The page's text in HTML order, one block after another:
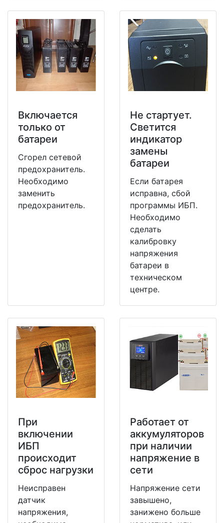
Включается
только от
батареи
Сгорел сетевой
предохранитель.
Необходимо
заменить
предохранитель.
Не стартует.
Светится
индикатор
замены
батареи
Если батарея
исправна, сбой
программы ИБП.
Необходимо
сделать
калибровку
напряжения
батареи в
техническом
центре.
При
включении
ИБП
происходит
сброс нагрузки
Неисправен
датчик
напряжения,
Работает от
аккумуляторов
при наличии
напряжение в
сети
Напряжение сети
завышено,
занижено больше